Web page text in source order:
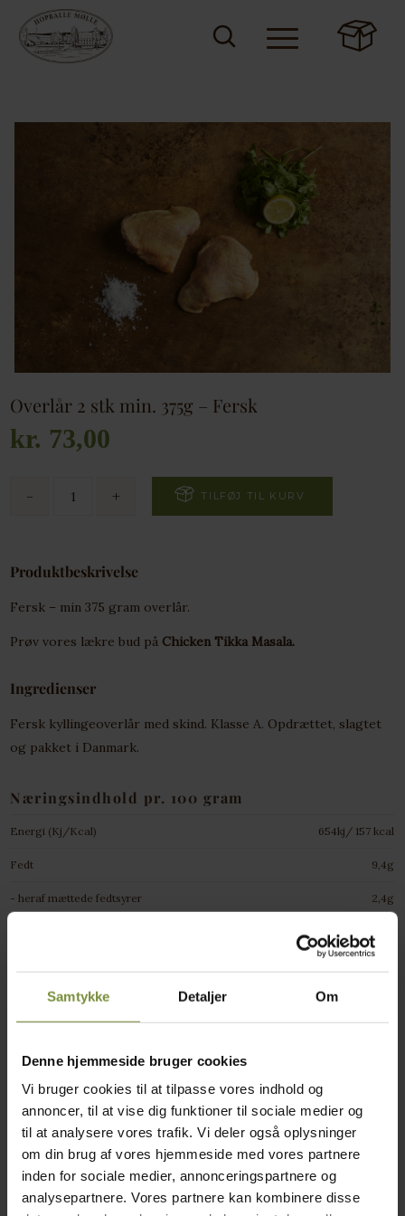
Samtykke Detaljer Om
Denne hjemmeside bruger cookies
Vi bruger cookies til at tilpasse vores indhold og
annoncer, til at vise dig funktioner til sociale medier og
til at analysere vores trafik. Vi deler også oplysninger
om din brug af vores hjemmeside med vores partnere
inden for sociale medier, annonceringspartnere og
analysepartnere. Vores partnere kan kombinere disse
Overlår 2 stk min. 375g – Fersk
kr. 73,00
TILFØJ TIL KURV
Produktbeskrivelse
Fersk – min 375 gram overlår.
Prøv vores lækre bud på Chicken Tikka Masala.
Ingredienser
Fersk kyllingeoverlår med skind. Klasse A. Opdrættet, slagtet
og pakket i Danmark.
Næringsindhold pr. 100 gram
Energi (Kj/Kcal) 654kj/ 157 kcal
Fedt 9,4g
- heraf mættede fedtsyrer 2,4g
Protein
Salt
Ofte stillede spørgsmål
Hvor længe kan kødet holde sig, efter jeg har modtaget?
Hvad hvis jeg ikke er hjemme når min bestilling leveres?